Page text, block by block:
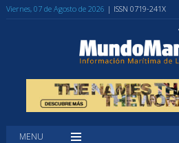
Viernes, 07 de Agosto de 2026 | ISSN 0719-241X
MENU